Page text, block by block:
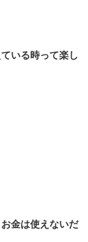
いる時って楽し
金は使えないだ